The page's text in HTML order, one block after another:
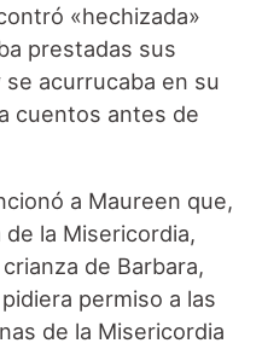
«hechizada»
prestadas sus
acurrucaba en su
cuentos antes de
a Maureen que,
la Misericordia,
de Barbara,
permiso a las
de la Misericordia